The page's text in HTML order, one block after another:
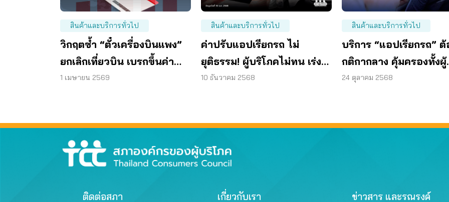
สินค้าและบริการทั่วไป
วิกฤตซ้ำ “ตั๋วเครื่องบินแพง”
ยกเลิกเที่ยวบิน เบรกขึ้นค่า
ธรรมเนียม
1 เมษายน 2569
สินค้าและบริการทั่วไป
ค่าปรับแอปเรียกรถ ไม่
ยุติธรรม! ผู้บริโภคไม่ทน เร่ง
ปรับระบบด่วน
10 ธันวาคม 2568
สินค้าและบริการทั่วไป
บริการ “แอปเรียกรถ”
กติกากลาง คุ้มครองทั้งผู้
โดยสาร – คนขับ
24 ตุลาคม 2568
ติดต่อสภา เกี่ยวกับเรา ข่าวสาร และรณรงค์